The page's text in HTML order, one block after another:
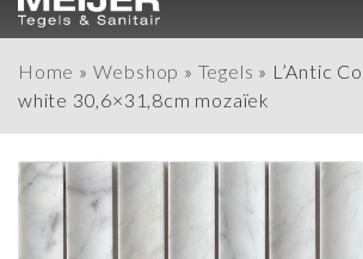
Home » Webshop » Tegels » L’Antic
white 30,6×31,8cm mozaïek